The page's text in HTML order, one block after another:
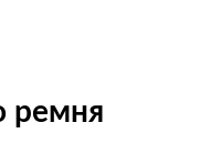
ремня